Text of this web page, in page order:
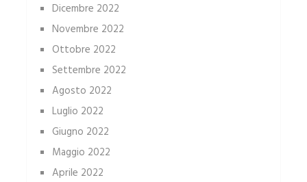
Dicembre 2022
Novembre 2022
Ottobre 2022
Settembre 2022
Agosto 2022
Luglio 2022
Giugno 2022
Maggio 2022
Aprile 2022